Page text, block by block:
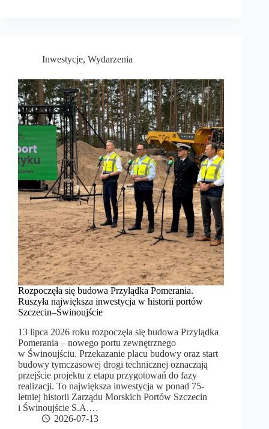
Inwestycje, Wydarzenia
Rozpoczęła się budowa Przylądka Pomerania.
Ruszyła największa inwestycja w historii portów
Szczecin–Świnoujście
13 lipca 2026 roku rozpoczęła się budowa Przylądka
Pomerania – nowego portu zewnętrznego
w Świnoujściu. Przekazanie placu budowy oraz start
budowy tymczasowej drogi technicznej oznaczają
przejście projektu z etapu przygotowań do fazy
realizacji. To największa inwestycja w ponad 75-
letniej historii Zarządu Morskich Portów Szczecin
i Świnoujście S.A.…
2026-07-13